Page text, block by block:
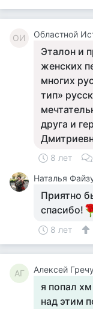
ОИ
Эталон и
женских
многих
тип»
друга и
8 лет
Наталья
Приятно
спасибо!
8 лет
АГ Алексей
я попал
над этим